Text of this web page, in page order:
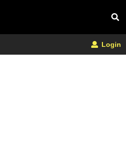
Login